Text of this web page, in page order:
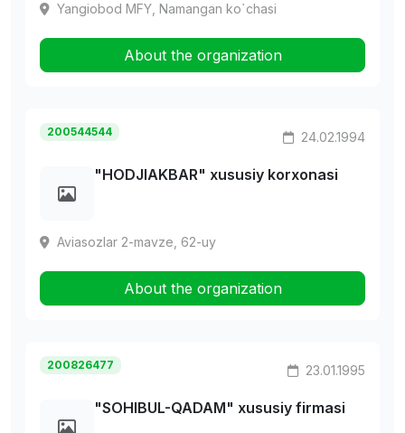
Yangiobod MFY, Namangan ko`chasi
About the organization
200544544 24.02.1994
"HODJIAKBAR" xususiy korxonasi
Aviasozlar 2-mavze, 62-uy
About the organization
200826477 23.01.1995
"SOHIBUL-QADAM" xususiy firmasi